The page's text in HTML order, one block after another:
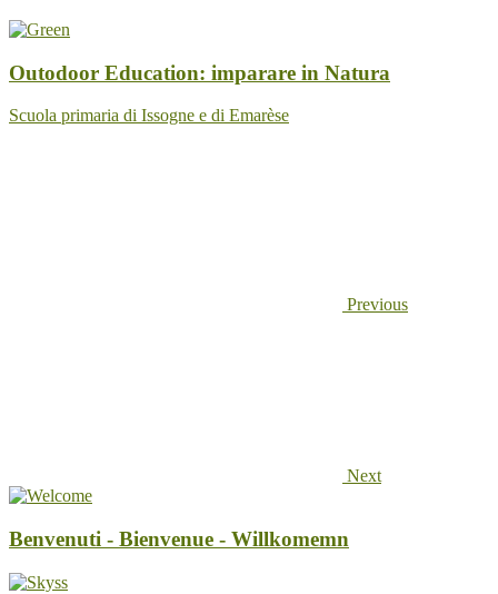
Outodoor Education: imparare in Natura
Scuola primaria di Issogne e di Emarèse
Previous
Next
Benvenuti - Bienvenue - Willkomemn